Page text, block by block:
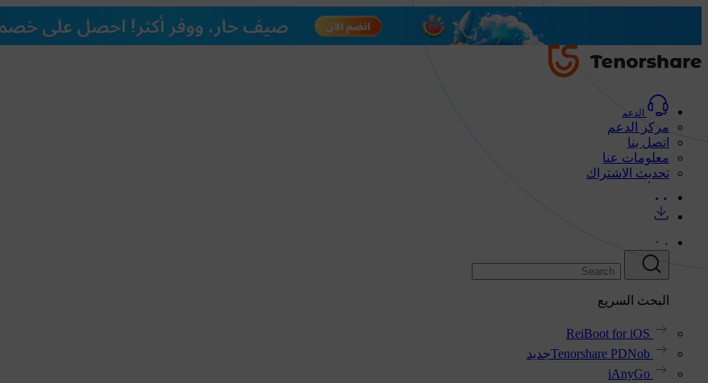
الدعم
مركز الدعم
اتصل بنا
معلومات عنا
تحديث الاشتراك
البحث السريع
ReiBoot for iOS
Tenorshare PDNobجديد
iAnyGo